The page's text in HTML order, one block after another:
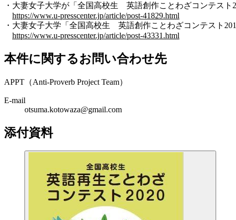
・大妻女子大学が「全国高校生 英語創作ことわざコンテスト
https://www.u-presscenter.jp/article/post-41829.html
・大妻女子大学「全国高校生 英語創作ことわざコンテスト
https://www.u-presscenter.jp/article/post-43331.html
本件に関するお問い合わせ先
APPT（Anti-Proverb Project Team）
E-mail
otsuma.kotowaza@gmail.com
添付資料